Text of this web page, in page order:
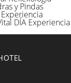
y Pindas
Experiencia
DÍA Experiencia